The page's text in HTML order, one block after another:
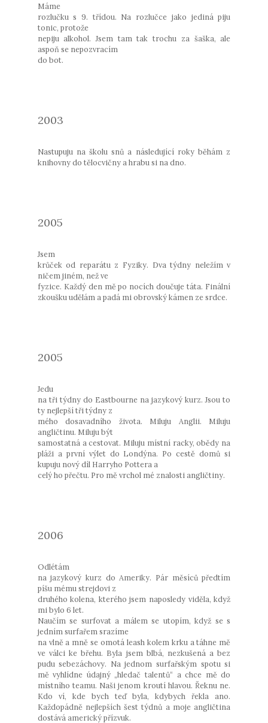
Máme
rozlučku s 9. třídou. Na rozlučce jako jediná piju
tonic, protože
nepiju alkohol. Jsem tam tak trochu za šaška, ale
aspoň se nepozvracím
do bot.
2003
Nastupuju na školu snů a následující roky běhám z
knihovny do tělocvičny a hrabu si na dno.
2005
Jsem
krůček od reparátu z Fyziky. Dva týdny neležím v
ničem jiném, než ve
fyzice. Každý den mě po nocích doučuje táta. Finální
zkoušku udělám a padá mi obrovský kámen ze srdce.
2005
Jedu
na tři týdny do Eastbourne na jazykový kurz. Jsou to
ty nejlepší tři týdny z
mého dosavadního života. Miluju Anglii. Miluju
angličtinu. Miluju být
samostatná a cestovat. Miluju místní racky, obědy na
pláži a první výlet do Londýna. Po cestě domů si
kupuju nový díl Harryho Pottera a
celý ho přečtu. Pro mě vrchol mé znalosti angličtiny.
2006
Odlétám
na jazykový kurz do Ameriky. Pár měsíců předtím
píšu mému strejdovi z
druhého kolena, kterého jsem naposledy viděla, když
mi bylo 6 let.
Naučím se surfovat a málem se utopím, když se s
jedním surfařem srazíme
na vlně a mně se omotá leash kolem krku a táhne mě
ve válci ke břehu. Byla jsem blbá, nezkušená a bez
pudu sebezáchovy. Na jednom surfařským spotu si
mě vyhlídne údajný „hledač talentů“ a chce mě do
místního teamu. Naši jenom kroutí hlavou. Řeknu ne.
Kdo ví, kde bych teď byla, kdybych řekla ano.
Každopádně nejlepších šest týdnů a moje angličtina
dostává americký přízvuk.